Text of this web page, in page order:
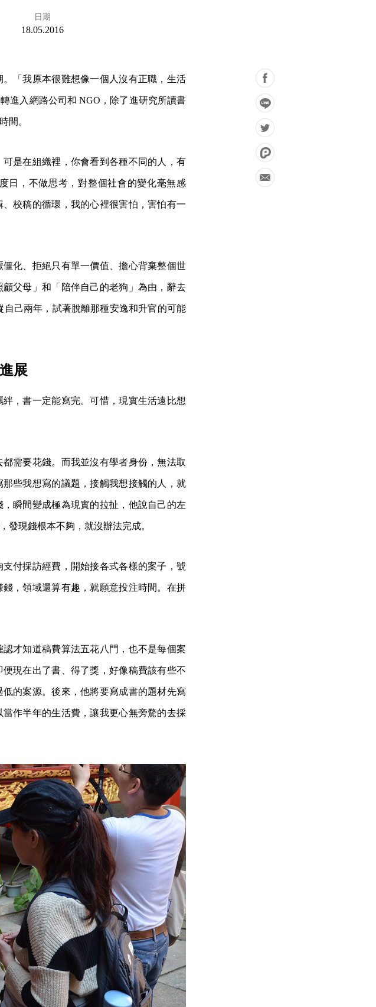
日期
18.05.2016
「我原本很難想像一個人沒有正職，生活
進入網路公司和 NGO，除了進研究所讀書
間。
是在組織裡，你會看到各種不同的人，有
日，不做思考，對整個社會的變化毫無感
校稿的循環，我的心裡很害怕，害怕有一
化、拒絕只有單一價值、擔心背棄整個世
父母」和「陪伴自己的老狗」為由，辭去
己兩年，試著脫離那種安逸和升官的可能
展
，書一定能寫完。可惜，現實生活遠比想
需要花錢。而我並沒有學者身份，無法取
些我想寫的議題，接觸我想接觸的人，就
瞬間變成極為現實的拉扯，他說自己的左
發現錢根本不夠，就沒辦法完成。
付採訪經費，開始接各式各樣的案子，號
，領域還算有趣，就願意投注時間。在拼
才知道稿費算法五花八門，也不是每個案
現在出了書、得了獎，好像稿費該有些不
的案源。後來，他將要寫成書的題材先寫
作半年的生活費，讓我更心無旁騖的去採